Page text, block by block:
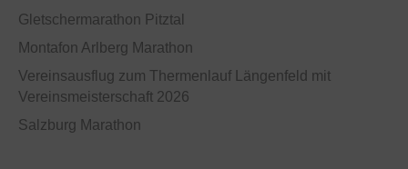
Gletschermarathon Pitztal
Montafon Arlberg Marathon
Vereinsausflug zum Thermenlauf Längenfeld mit
Vereinsmeisterschaft 2026
Salzburg Marathon